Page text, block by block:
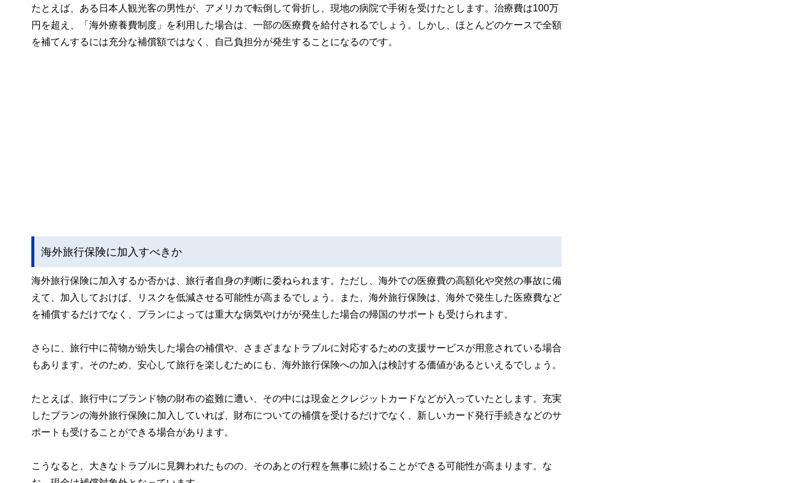
たとえば、ある日本人観光客の男性が、アメリカで転倒して骨折し、現地の病院で手術を受けたとします。治療費は100万
円を超え、「海外療養費制度」を利用した場合は、一部の医療費を給付されるでしょう。しかし、ほとんどのケースで全額
を補てんするには充分な補償額ではなく、自己負担分が発生することになるのです。
海外旅行保険に加入すべきか
海外旅行保険に加入するか否かは、旅行者自身の判断に委ねられます。ただし、海外での医療費の高額化や突然の事故に備
えて、加入しておけば、リスクを低減させる可能性が高まるでしょう。また、海外旅行保険は、海外で発生した医療費など
を補償するだけでなく、プランによっては重大な病気やけがが発生した場合の帰国のサポートも受けられます。
さらに、旅行中に荷物が紛失した場合の補償や、さまざまなトラブルに対応するための支援サービスが用意されている場合
もあります。そのため、安心して旅行を楽しむためにも、海外旅行保険への加入は検討する価値があるといえるでしょう。
たとえば、旅行中にブランド物の財布の盗難に遭い、その中には現金とクレジットカードなどが入っていたとします。充実
したプランの海外旅行保険に加入していれば、財布についての補償を受けるだけでなく、新しいカード発行手続きなどのサ
ポートも受けることができる場合があります。
こうなると、大きなトラブルに見舞われたものの、そのあとの行程を無事に続けることができる可能性が高まります。な